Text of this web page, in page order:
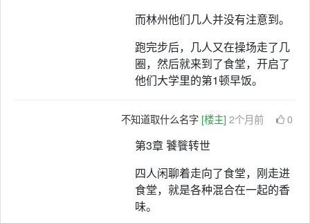
而林州他们几人并没有注意到。
跑完步后，几人又在操场走了几
圈，然后就来到了食堂，开启了
他们大学里的第1顿早饭。
不知道取什么名字 [楼主] 2个月前 0
第3章 饕餮转世
四人闲聊着走向了食堂，刚走进
食堂，就是各种混合在一起的香
味。